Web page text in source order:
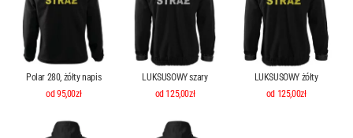
Polar 280, żółty napis
od 95,00zł
LUKSUSOWY szary
od 125,00zł
LUKSUSOWY żółty
od 125,00zł